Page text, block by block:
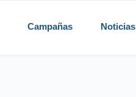
Campañas Noticias